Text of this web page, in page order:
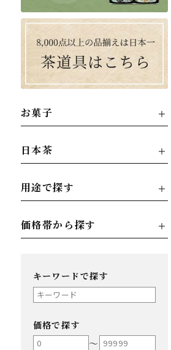
お菓子
日本茶
用途で探す
価格帯から探す
キーワードで探す
価格で探す
〜